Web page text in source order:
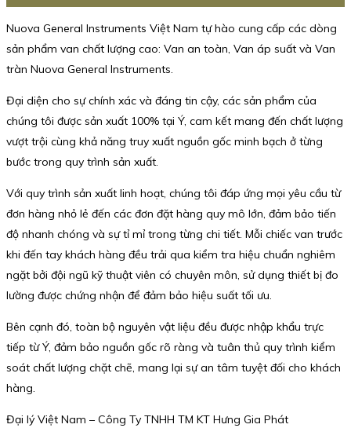
Nuova General Instruments Việt Nam tự hào cung cấp các dòng
sản phẩm van chất lượng cao: Van an toàn, Van áp suất và Van
tràn Nuova General Instruments.
Đại diện cho sự chính xác và đáng tin cậy, các sản phẩm của
chúng tôi được sản xuất 100% tại Ý, cam kết mang đến chất lượng
vượt trội cùng khả năng truy xuất nguồn gốc minh bạch ở từng
bước trong quy trình sản xuất.
Với quy trình sản xuất linh hoạt, chúng tôi đáp ứng mọi yêu cầu từ
đơn hàng nhỏ lẻ đến các đơn đặt hàng quy mô lớn, đảm bảo tiến
độ nhanh chóng và sự tỉ mỉ trong từng chi tiết. Mỗi chiếc van trước
khi đến tay khách hàng đều trải qua kiểm tra hiệu chuẩn nghiêm
ngặt bởi đội ngũ kỹ thuật viên có chuyên môn, sử dụng thiết bị đo
lường được chứng nhận để đảm bảo hiệu suất tối ưu.
Bên cạnh đó, toàn bộ nguyên vật liệu đều được nhập khẩu trực
tiếp từ Ý, đảm bảo nguồn gốc rõ ràng và tuân thủ quy trình kiểm
soát chất lượng chặt chẽ, mang lại sự an tâm tuyệt đối cho khách
hàng.
Đại lý Việt Nam – Công Ty TNHH TM KT Hưng Gia Phát